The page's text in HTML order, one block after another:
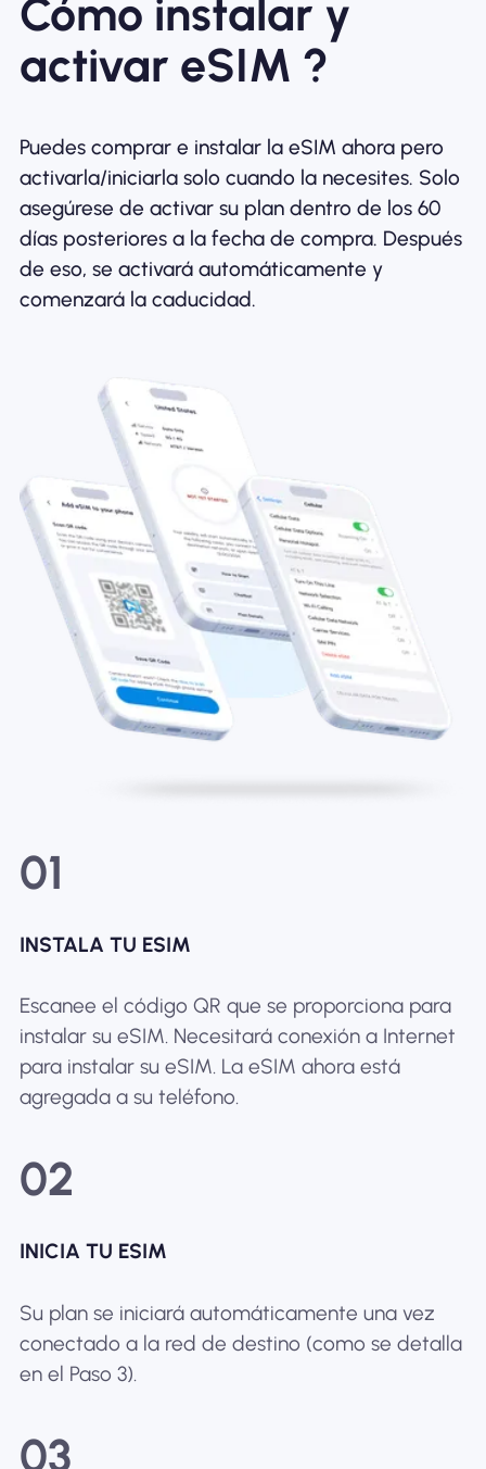
Cómo instalar y
activar eSIM ?
Puedes comprar e instalar la eSIM ahora pero
activarla/iniciarla solo cuando la necesites. Solo
asegúrese de activar su plan dentro de los 60
días posteriores a la fecha de compra. Después
de eso, se activará automáticamente y
comenzará la caducidad.
01
INSTALA TU ESIM
Escanee el código QR que se proporciona para
instalar su eSIM. Necesitará conexión a Internet
para instalar su eSIM. La eSIM ahora está
agregada a su teléfono.
02
INICIA TU ESIM
Su plan se iniciará automáticamente una vez
conectado a la red de destino (como se detalla
en el Paso 3).
03